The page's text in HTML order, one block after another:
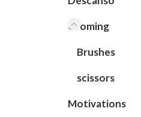
Groming
Brushes
scissors
Motivations